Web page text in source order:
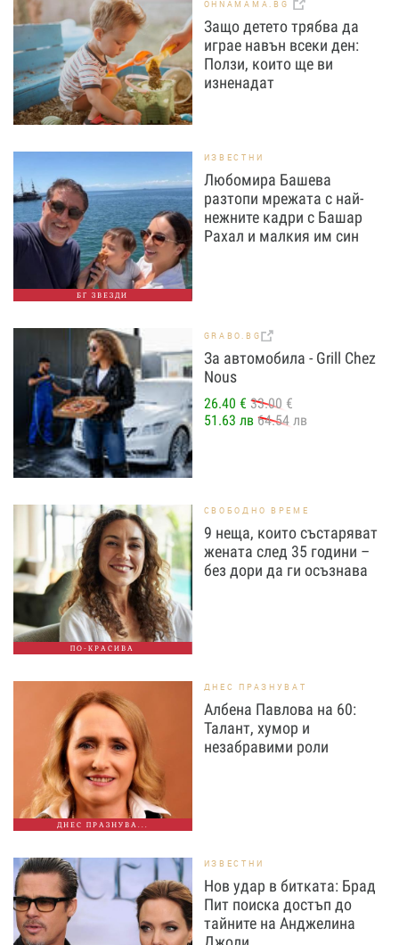
OHNAMAMA.BG
Защо детето трябва да
играе навън всеки ден:
Ползи, които ще ви
изненадат
БГ ЗВЕЗДИ
ИЗВЕСТНИ
Любомира Башева
разтопи мрежата с най-
нежните кадри с Башар
Рахал и малкия им син
GRABO.BG
За автомобила - Grill Chez
Nous
26.40 € 33.00 €
51.63 лв 64.54 лв
ПО-КРАСИВА
СВОБОДНО ВРЕМЕ
9 неща, които състаряват
жената след 35 години –
без дори да ги осъзнава
ДНЕС ПРАЗНУВА...
ДНЕС ПРАЗНУВАТ
Албена Павлова на 60:
Талант, хумор и
незабравими роли
ИЗВЕСТНИ
Нов удар в битката: Брад
Пит поиска достъп до
тайните на Анджелина